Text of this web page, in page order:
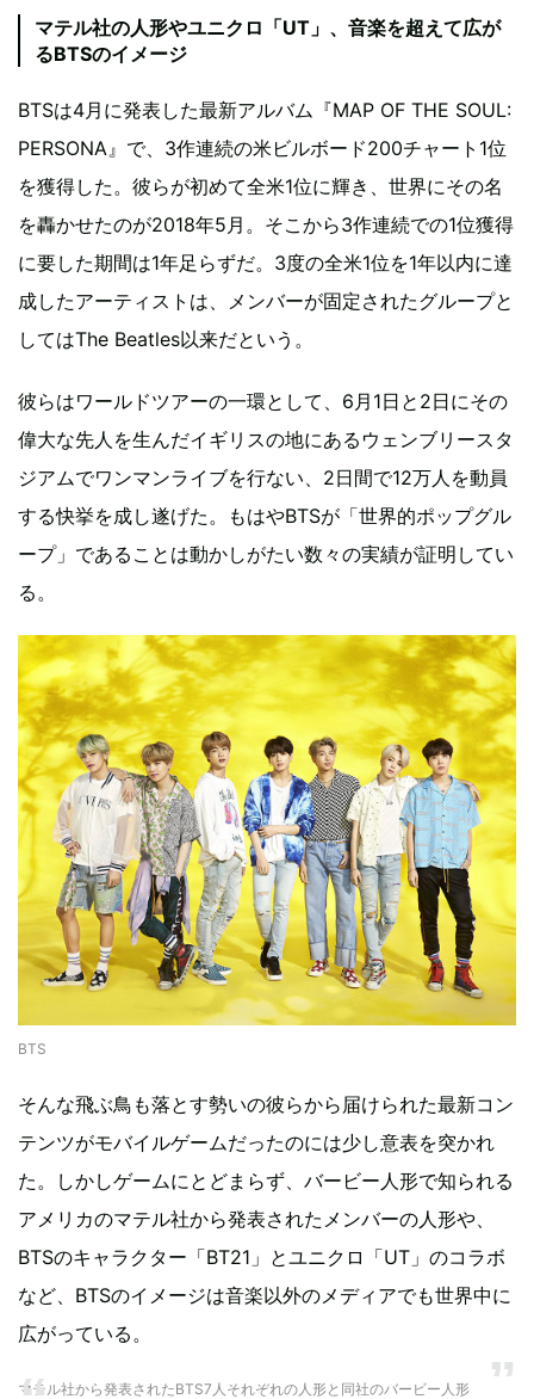
マテル社の人形やユニクロ「UT」、音楽を超えて広が
るBTSのイメージ
BTSは4月に発表した最新アルバム『MAP OF THE SOUL:
PERSONA』で、3作連続の米ビルボード200チャート1位
を獲得した。彼らが初めて全米1位に輝き、世界にその名
を轟かせたのが2018年5月。そこから3作連続での1位獲得
に要した期間は1年足らずだ。3度の全米1位を1年以内に達
成したアーティストは、メンバーが固定されたグループと
してはThe Beatles以来だという。
彼らはワールドツアーの一環として、6月1日と2日にその
偉大な先人を生んだイギリスの地にあるウェンブリースタ
ジアムでワンマンライブを行ない、2日間で12万人を動員
する快挙を成し遂げた。もはやBTSが「世界的ポップグル
ープ」であることは動かしがたい数々の実績が証明してい
る。
BTS
そんな飛ぶ鳥も落とす勢いの彼らから届けられた最新コン
テンツがモバイルゲームだったのには少し意表を突かれ
た。しかしゲームにとどまらず、バービー人形で知られる
アメリカのマテル社から発表されたメンバーの人形や、
BTSのキャラクター「BT21」とユニクロ「UT」のコラボ
など、BTSのイメージは音楽以外のメディアでも世界中に
広がっている。
マテル社から発表されたBTS7人それぞれの人形と同社のバービー人形